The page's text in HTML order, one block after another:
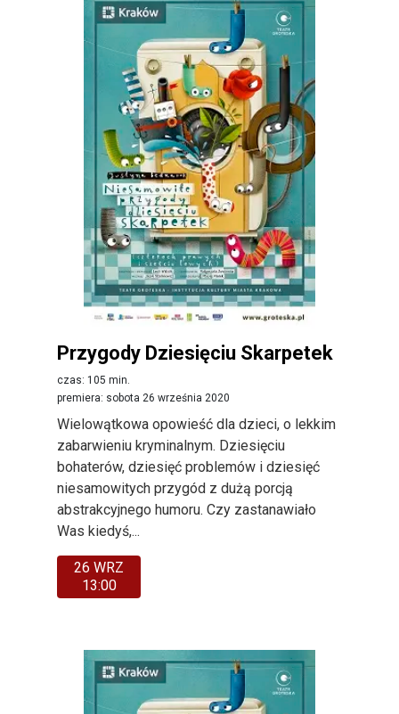
Przygody Dziesięciu Skarpetek
czas: 105 min.
premiera: sobota 26 września 2020
Wielowątkowa opowieść dla dzieci, o lekkim
zabarwieniu kryminalnym. Dziesięciu
bohaterów, dziesięć problemów i dziesięć
niesamowitych przygód z dużą porcją
abstrakcyjnego humoru. Czy zastanawiało
Was kiedyś,...
26 WRZ
13:00